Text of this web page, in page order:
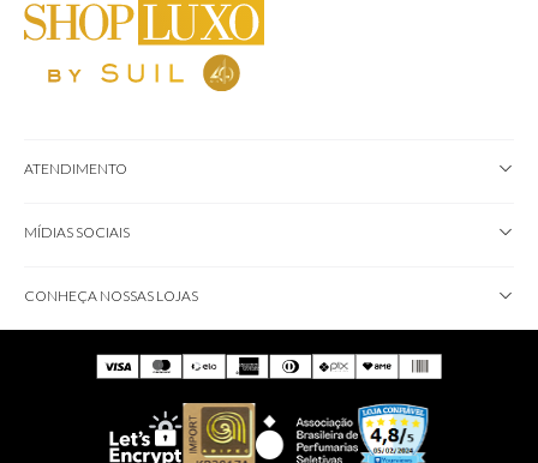
ATENDIMENTO
MÍDIAS SOCIAIS
CONHEÇA NOSSAS LOJAS